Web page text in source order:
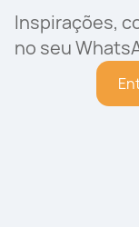
Inspirações,
no seu